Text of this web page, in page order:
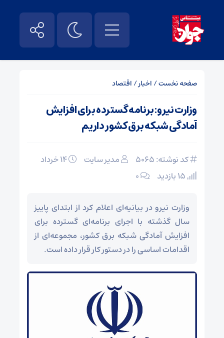
صفحه نخست/ اخبار/ اقتصاد
وزارت نیرو: برنامه‌ گسترده برای افزایش
آمادگی شبکه برق کشور داریم
کد نوشته: 5065 مدیر سایت
۰
وزارت نیرو در بیانیه‌ای اعلام کرد از ابتدای پاییز
سال گذشته با اجرای برنامه‌ای گسترده برای
افزایش آمادگی شبکه برق کشور، مجموعه‌ای از
اقدامات اساسی را در دستور کار قرار داده است.